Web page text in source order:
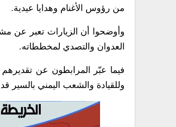
من رؤوس الأغنام وهدايا عيدية.
وأوضحوا أن الزيارات تعبر عن
العدوان والتصدي لمخططاته.
فيما عبّر المرابطون عن تقديرهم
وللقيادة والشعب اليمني